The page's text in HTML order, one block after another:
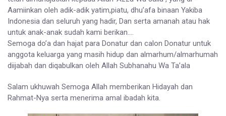
Aamiinkan oleh adik-adik yatim,piatu, dhu’afa binaan Yakiba
Indonesia dan seluruh yang hadir, Dan serta amanah atau hak
untuk anak-anak sudah kami berikan….
Semoga do’a dan hajat para Donatur dan calon Donatur untuk
anggota keluarga yang masih hidup dan almarhum/almarhumah
diijabah dan diqabulkan oleh Allah Subhanahu Wa Ta’ala
Salam ukhuwah Semoga Allah memberikan Hidayah dan
Rahmat-Nya serta menerima amal ibadah kita.